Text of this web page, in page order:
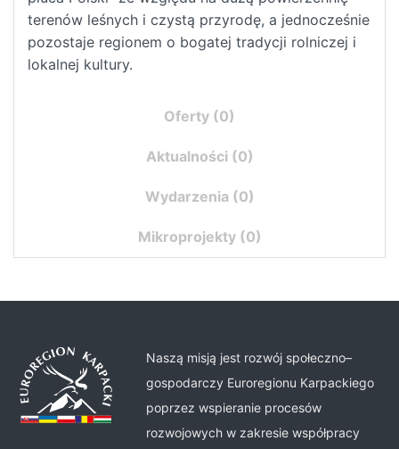
terenów leśnych i czystą przyrodę, a jednocześnie
pozostaje regionem o bogatej tradycji rolniczej i
lokalnej kultury.
Oferty (0)
Aktualności (0)
Wydarzenia (0)
Mikroprojekty (0)
Naszą misją jest rozwój społeczno–
gospodarczy Euroregionu Karpackiego
poprzez wspieranie procesów
rozwojowych w zakresie współpracy